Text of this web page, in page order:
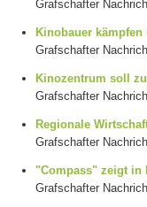
Grafschafter
Kinobauer
Grafschafter
Kinozentrum soll
Grafschafter
Regionale
Grafschafter
"Compass" zeigt in
Grafschafter